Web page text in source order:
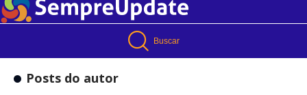
Buscar
Posts do autor